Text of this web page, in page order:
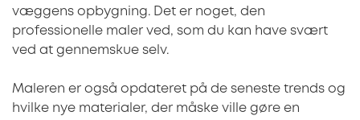
væggens opbygning. Det er noget, den
professionelle maler ved, som du kan have svært
ved at gennemskue selv.
Maleren er også opdateret på de seneste trends og
hvilke nye materialer, der måske ville gøre en